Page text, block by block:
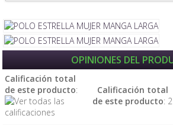
OPINIONES DEL
Calificación total
de este producto:
Calificación total
de este producto: 2